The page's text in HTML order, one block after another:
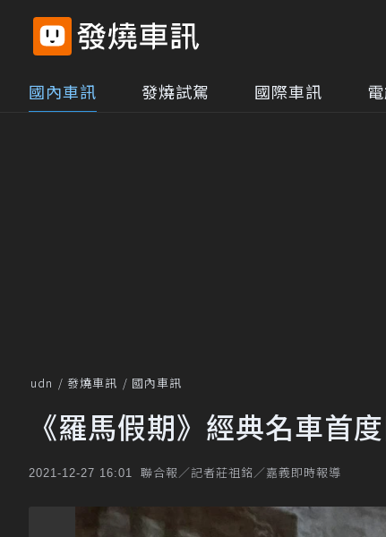
國內車訊 發燒試駕 國際車訊
udn 發燒車訊 國內車訊
《羅馬假期》經典名車首
2021-12-27 16:01 聯合報／記者莊祖銘／嘉義即時報導